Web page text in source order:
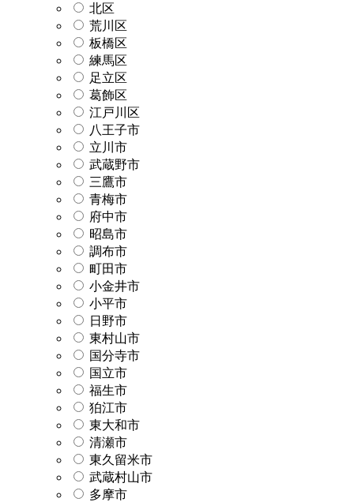
北区
荒川区
板橋区
練馬区
足立区
葛飾区
江戸川区
八王子市
立川市
武蔵野市
三鷹市
青梅市
府中市
昭島市
調布市
町田市
小金井市
小平市
日野市
東村山市
国分寺市
国立市
福生市
狛江市
東大和市
清瀬市
東久留米市
武蔵村山市
多摩市